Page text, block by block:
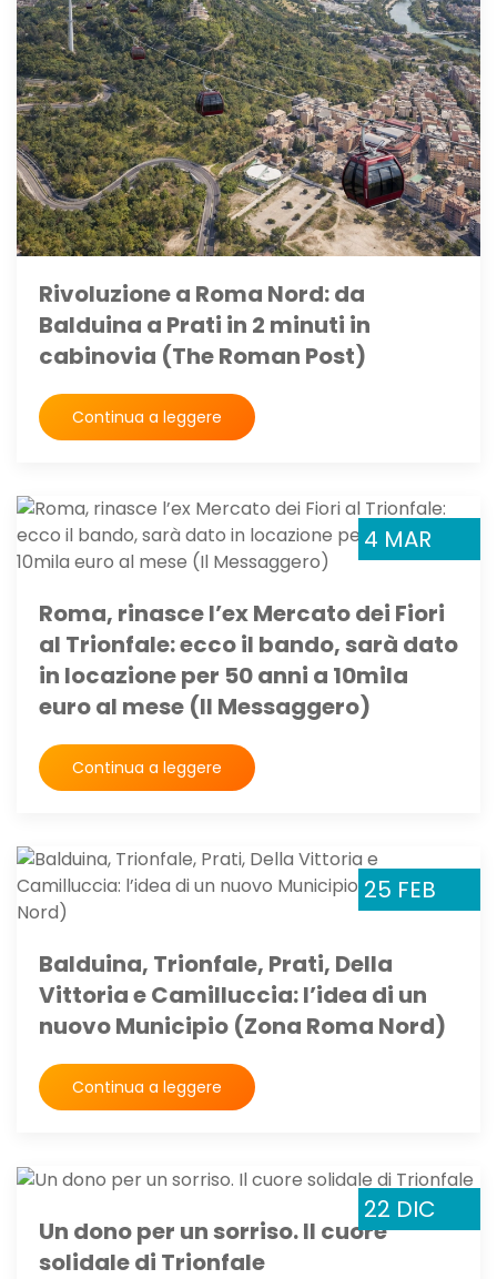
Rivoluzione a Roma Nord: da
Balduina a Prati in 2 minuti in
cabinovia (The Roman Post)
Continua a leggere
Roma, rinasce l’ex Mercato dei Fiori
al Trionfale: ecco il bando, sarà dato
in locazione per 50 anni a 10mila
euro al mese (Il Messaggero)
4 MAR
Continua a leggere
Balduina, Trionfale, Prati, Della
Vittoria e Camilluccia: l’idea di un
nuovo Municipio (Zona Roma Nord)
25 FEB
Continua a leggere
Un dono per un sorriso. Il cuore
solidale di Trionfale
22 DIC